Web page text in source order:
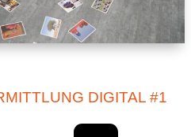
DIGITAL #1